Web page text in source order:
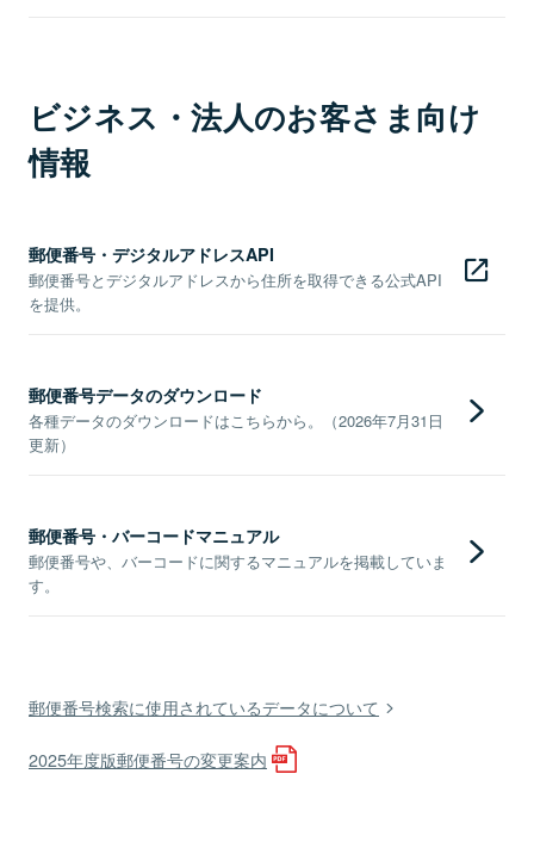
ビジネス・法人のお客さま向け
情報
郵便番号・デジタルアドレスAPI
郵便番号とデジタルアドレスから住所を取得できる公式API
を提供。
郵便番号データのダウンロード
各種データのダウンロードはこちらから。（2026年7月31日
更新）
郵便番号・バーコードマニュアル
郵便番号や、バーコードに関するマニュアルを掲載していま
す。
郵便番号検索に使用されているデータについて
2025年度版郵便番号の変更案内